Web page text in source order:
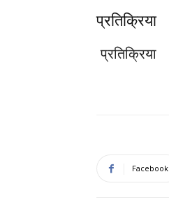
प्रतिक्रिया
प्रतिक्रिया
Facebook